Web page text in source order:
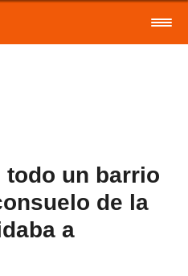
todo un barrio
de la
a